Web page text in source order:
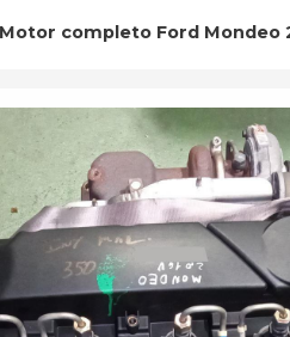
Motor completo Ford Mondeo